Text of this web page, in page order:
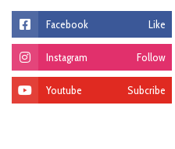
Facebook Like
Instagram Follow
Youtube Subcribe